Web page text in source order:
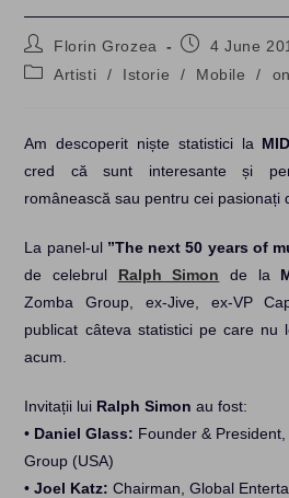
Post
author:
Florin Grozea
Post4 June
PostArtisti / Istorie / Mobile /
Am descoperit niște statistici la
cred că sunt interesante și
românească sau pentru cei pasionați
La panel-ul ”The next 50 years of
de celebrul Ralph Simon de la
Zomba Group, ex-Jive, ex-VP
publicat câteva statistici pe care nu
acum.
Invitații lui Ralph Simon au fost:
• Daniel Glass: Founder &
Group (USA)
•Joel Katz: Chairman, Global